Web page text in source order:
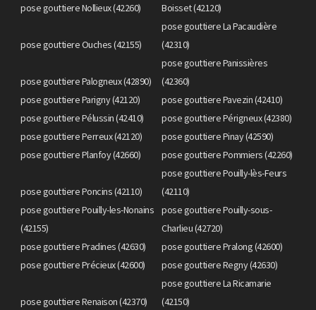
pose gouttiere Nollieux (42260)
Boisset (42120)
pose gouttiere Ouches (42155)
pose gouttiere La Pacaudière
(42310)
pose gouttiere Palogneux (42890)
pose gouttiere Panissières
(42360)
pose gouttiere Parigny (42120)
pose gouttiere Pavezin (42410)
pose gouttiere Pélussin (42410)
pose gouttiere Périgneux (42380)
pose gouttiere Perreux (42120)
pose gouttiere Pinay (42590)
pose gouttiere Planfoy (42660)
pose gouttiere Pommiers (42260)
pose gouttiere Poncins (42110)
pose gouttiere Pouilly-lès-Feurs
(42110)
pose gouttiere Pouilly-les-Nonains
(42155)
pose gouttiere Pouilly-sous-
Charlieu (42720)
pose gouttiere Pradines (42630)
pose gouttiere Pralong (42600)
pose gouttiere Précieux (42600)
pose gouttiere Regny (42630)
pose gouttiere Renaison (42370)
pose gouttiere La Ricamarie
(42150)